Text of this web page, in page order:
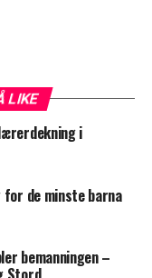
LIKE
i
de minste barna
bemanningen –